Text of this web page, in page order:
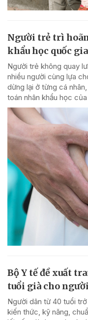
Người trẻ trì
khẩu học quốc gia
Người trẻ không quay
nhiều người cùng lựa
dừng lại ở từng cá
toán nhân khẩu học
Bộ Y tế đề xuất
tuổi già cho
Người dân từ 40 tuổi
kiến thức, kỹ năng,